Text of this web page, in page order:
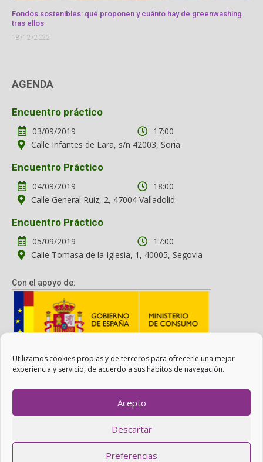
Utilizamos cookies propias y de terceros para ofrecerle una mejor
experiencia y servicio, de acuerdo a sus hábitos de navegación.
Acepto
Descartar
Preferencias
Fondos sostenibles: qué proponen y cuánto hay de greenwashing
tras ellos
18/12/2022
AGENDA
Encuentro práctico
03/09/2019
17:00
Calle Infantes de Lara, s/n 42003, Soria
Encuentro Práctico
04/09/2019
18:00
Calle General Ruiz, 2, 47004 Valladolid
Encuentro Práctico
05/09/2019
17:00
Calle Tomasa de la Iglesia, 1, 40005, Segovia
Con el apoyo de:
Con el apoyo del Ministerio de Consumo. Su contenido es
responsabilidad exclusiva de la asociación.
Realizado conWordPresscon ayuda deAgítalo 3.0.